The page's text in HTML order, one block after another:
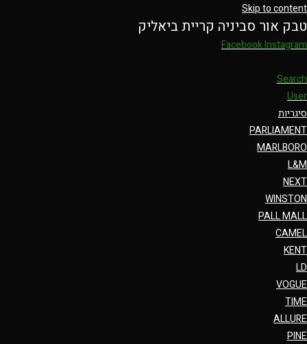
Skip to content
טבק אור סביניה קריית ביאליק
FacebookInstagram
Search
User
סיגריות
PARLIAMENT
MARLBORO
L&M
NEXT
WINSTON
PALL MALL
CAMEL
KENT
LD
VOGUE
TIME
ALLURE
PINE